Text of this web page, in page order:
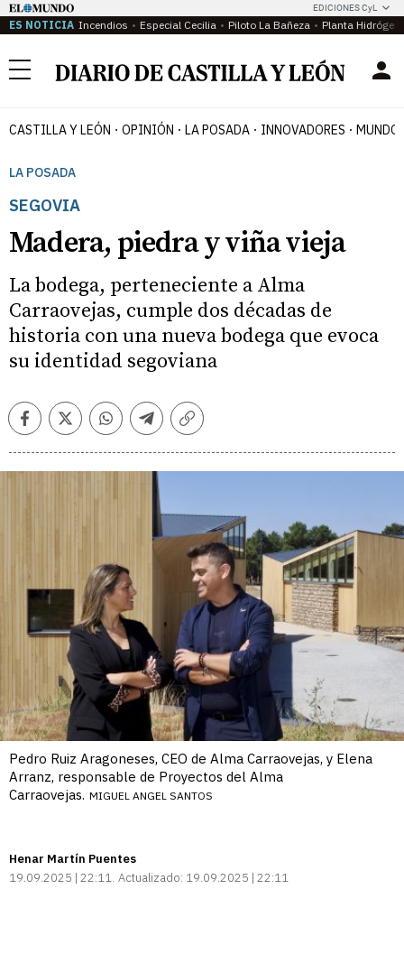
EDICIONES CyL
ES NOTICIA Incendios Especial Cecilia Piloto La Bañeza Planta
Menú
CASTILLA Y LEÓN OPINIÓN LA POSADA INNOVADORES MUNDO
LA POSADA
SEGOVIA
Madera, piedra y viña vieja
La bodega, perteneciente a Alma
Carraovejas, cumple dos décadas de
historia con una nueva bodega que evoca
su identidad segoviana
FacebookTwitterWhatsappTelegramCopiar
Pedro Ruiz Aragoneses, CEO de Alma Carraovejas, y Elena
Arranz, responsable de Proyectos del Alma
Carraovejas. MIGUEL ANGEL SANTOS
Henar Martín Puentes
19.09.2025 | 22:11 Actualizado: 19.09.2025 | 22:11